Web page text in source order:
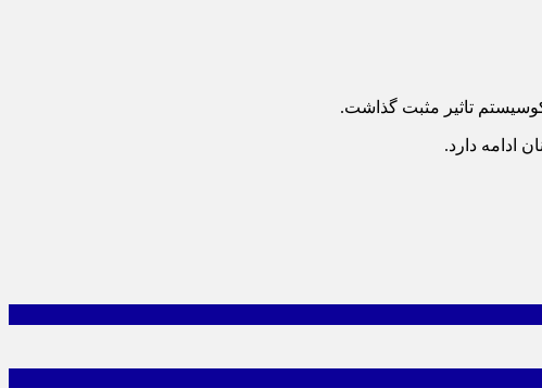
تاثیر مثبت گذاشت.
ادامه دارد.